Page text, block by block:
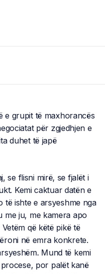
e grupit të maxhorancës
për zgjedhjen e
duhet të japë
se flisni mirë, se fjalët i
Kemi caktuar datën e
të ishte e arsyeshme nga
me ju, me kamera apo
që këtë pikë të
në emra konkrete.
Mund të kemi
por palët kanë